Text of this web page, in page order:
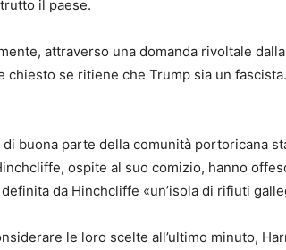
il paese.
attraverso una domanda rivoltale
chiesto se ritiene che Trump sia un
buona parte della comunità portoricana
ospite al suo comizio, hanno
da Hinchcliffe «un’isola di rifiuti
le loro scelte all’ultimo minuto,